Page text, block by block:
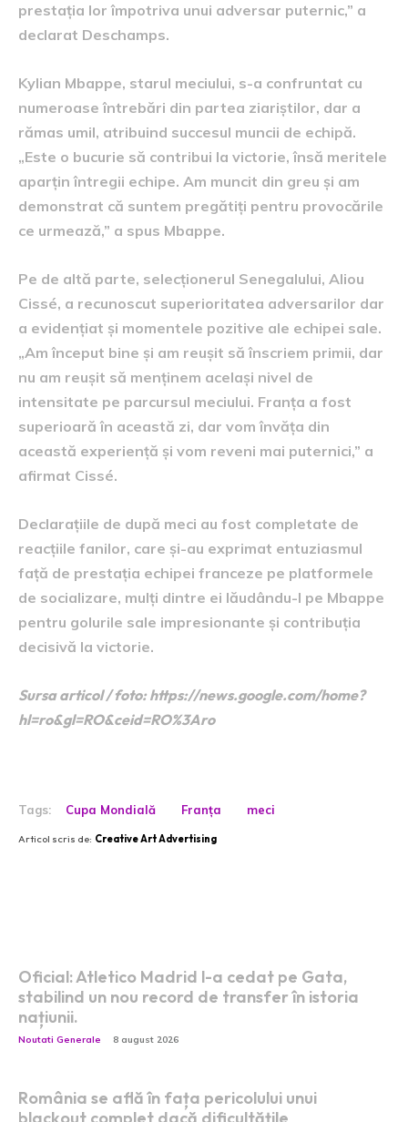
prestația lor împotriva unui adversar puternic,” a
declarat Deschamps.
Kylian Mbappe, starul meciului, s-a confruntat cu
numeroase întrebări din partea ziariștilor, dar a
rămas umil, atribuind succesul muncii de echipă.
„Este o bucurie să contribui la victorie, însă meritele
aparțin întregii echipe. Am muncit din greu și am
demonstrat că suntem pregătiți pentru provocările
ce urmează,” a spus Mbappe.
Pe de altă parte, selecționerul Senegalului, Aliou
Cissé, a recunoscut superioritatea adversarilor dar
a evidențiat și momentele pozitive ale echipei sale.
„Am început bine și am reușit să înscriem primii, dar
nu am reușit să menținem același nivel de
intensitate pe parcursul meciului. Franța a fost
superioară în această zi, dar vom învăța din
această experiență și vom reveni mai puternici,” a
afirmat Cissé.
Declarațiile de după meci au fost completate de
reacțiile fanilor, care și-au exprimat entuziasmul
față de prestația echipei franceze pe platformele
de socializare, mulți dintre ei lăudându-l pe Mbappe
pentru golurile sale impresionante și contribuția
decisivă la victorie.
Sursa articol / foto: https://news.google.com/home?
hl=ro&gl=RO&ceid=RO%3Aro
Tags: Cupa Mondială Franța meci
Articol scris de: Creative Art Advertising
Oficial: Atletico Madrid l-a cedat pe Gata,
stabilind un nou record de transfer în istoria
națiunii.
Noutati Generale 8 august 2026
România se află în fața pericolului unui